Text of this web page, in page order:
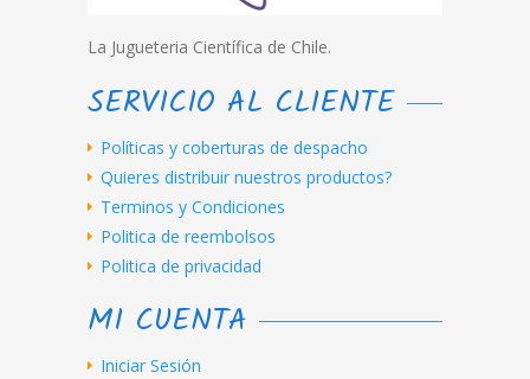
La Jugueteria Científica de Chile.
SERVICIO AL CLIENTE
Políticas y coberturas de despacho
Quieres distribuir nuestros productos?
Terminos y Condiciones
Politica de reembolsos
Politica de privacidad
MI CUENTA
Iniciar Sesión